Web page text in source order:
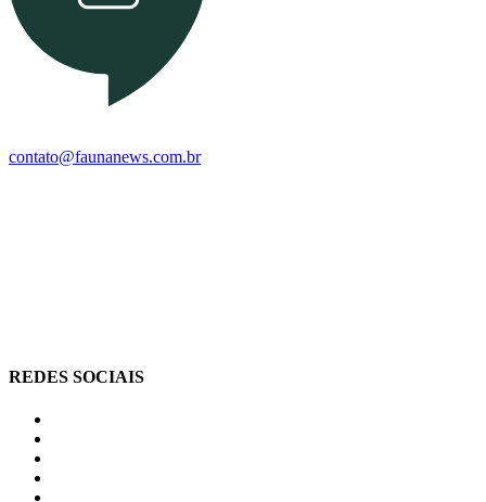
contato@faunanews.com.br
REDES SOCIAIS